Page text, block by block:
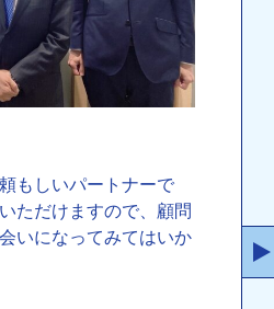
もしいパートナーで
ただけますので、顧問
いになってみてはいか